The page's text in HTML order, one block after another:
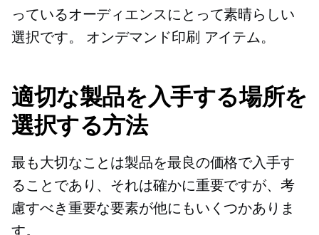
っているオーディエンスにとって素晴らしい
選択です。 オンデマンド印刷 アイテム。
適切な製品を入手する場所を
選択する方法
最も大切なことは製品を最良の価格で入手す
ることであり、それは確かに重要ですが、考
慮すべき重要な要素が他にもいくつかありま
す。